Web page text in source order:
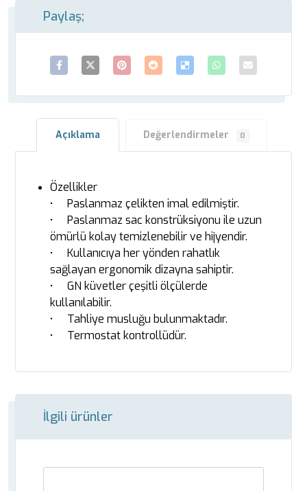
Açıklama Değerlendirmeler 0
Özellikler
• Paslanmaz çelikten imal edilmiştir.
• Paslanmaz sac konstrüksiyonu ile uzun
ömürlü kolay temizlenebilir ve hijyendir.
• Kullanıcıya her yönden rahatlık
sağlayan ergonomik dizayna sahiptir.
• GN küvetler çeşitli ölçülerde
kullanılabilir.
• Tahliye musluğu bulunmaktadır.
• Termostat kontrollüdür.
İlgili ürünler